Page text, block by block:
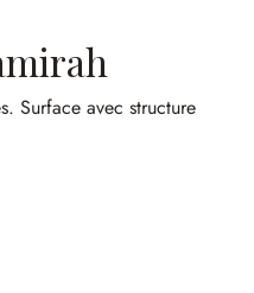
Surface avec structure